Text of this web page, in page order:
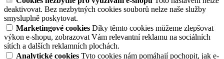
deaktivovat. Bez nezbytných cookies souborů nelze naše služby
smysluplně poskytovat.
Marketingové cookies Díky těmto cookies můžeme zlepšovat
výkon e-shopu, zobrazovat Vám relevantní reklamu na sociálních
sítích a dalších reklamních plochách.
Analytické cookies Tyto cookies nám pomáhají pochopit, jak e-